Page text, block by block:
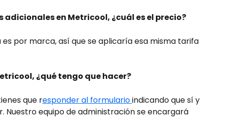
en Metricool, ¿cuál es el precio?
por marca, así que se aplicaría esa misma tarifa
¿qué tengo que hacer?
que responder al formulario indicando que sí y
Nuestro equipo de administración se encargará